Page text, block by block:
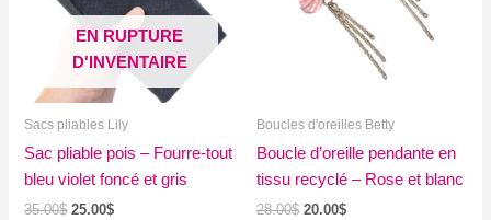
EN RUPTURE
D'INVENTAIRE
Sacs pliables Lily
Sac pliable pois – Fourre-tout
bleu violet foncé et gris
35.00$ Le
25.00$Le
Boucles d'oreilles Betty
Boucle d’oreille pendante en
tissu recyclé – Rose et blanc
28.00$ Le
20.00$Le